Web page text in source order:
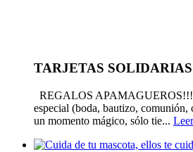
TARJETAS SOLIDARIAS
REGALOS APAMAGUEROS!!!!
especial (boda, bautizo, comunión,
un momento mágico, sólo tie...